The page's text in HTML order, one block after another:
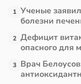
1 Ученые
болезни
2 Дефицит
опасного для
3 Врач